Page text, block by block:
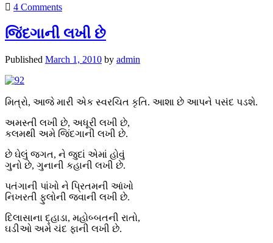
4 Comments
જિંદગાની લખી છે
Published March 1, 2010 by admin
મિત્રો, આજે મારી એક સ્વરચિત કૃતિ. આશા છે આપને પસંદ પડશે.
અમસ્તી લખી છે, અધૂરી લખી છે,
કલમથી અમે જિંદગાની લખી છે.
છે ઘેલું જગત, ને જુદાં એમાં હોવું
ગુનો છે, ગુનાની કહાની લખી છે.
પતંગાની પાંખો ને પ્રિતમની આંખો
નિખરતી ફુલોની જવાની લખી છે.
દિલાસાના દ્હાડા, મહોબ્બતની રાતો,
ઘડીઓ અમે ચંદ ફાની લખી છે.